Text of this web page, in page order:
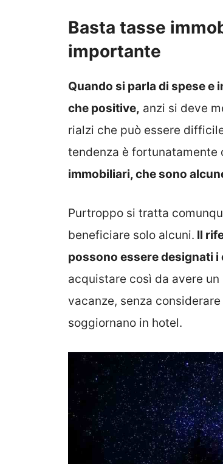
Basta tasse
importante
Quando si parla di spese e
che positive, anzi si deve
rialzi che può essere
tendenza è fortunatamente
immobiliari, che sono
Purtroppo si tratta
beneficiare solo alcuni. Il
possono essere designati i
acquistare così da avere
vacanze, senza
soggiornano in hotel.